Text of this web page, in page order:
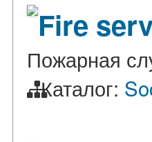
Fire
Пожарная
Каталог: